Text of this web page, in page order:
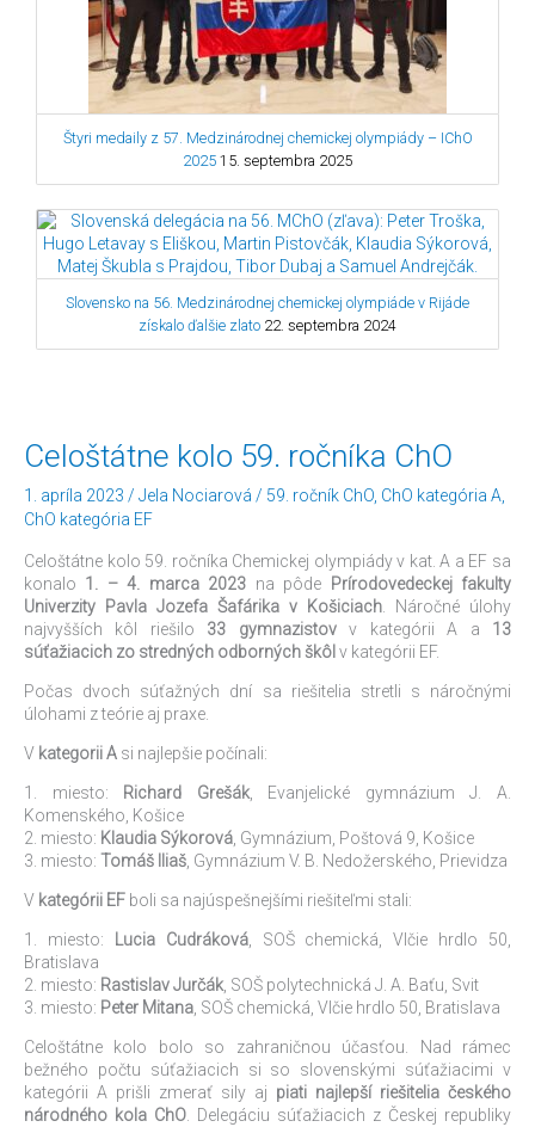
Štyri medaily z 57. Medzinárodnej chemickej olympiády – IChO
2025 15. septembra 2025
Slovensko na 56. Medzinárodnej chemickej olympiáde v Rijáde
získalo ďalšie zlato 22. septembra 2024
Celoštátne kolo 59. ročníka ChO
1. apríla 2023 / Jela Nociarová / 59. ročník ChO ChO kategória A
ChO kategória EF
Celoštátne kolo 59. ročníka Chemickej olympiády v kat. A a EF sa
konalo 1. – 4. marca 2023 na pôde
Prírodovedeckej fakulty
Univerzity Pavla Jozefa Šafárika v Košiciach. Náročné úlohy
najvyšších kôl riešilo 33 gymnazistovv kategórii A a 13
súťažiacich zo stredných odborných škôl v kategórii EF.
Počas dvoch súťažných dní sa riešitelia stretli s náročnými
úlohami z teórie aj praxe.
V kategorii A si najlepšie počínali:
1. miesto: Richard Grešák, Evanjelické gymnázium J. A.
Komenského, Košice
2. miesto: Klaudia Sýkorová, Gymnázium, Poštová 9, Košice
3. miesto: Tomáš Iliaš, Gymnázium V. B. Nedožerského, Prievidza
V kategórii EF boli sa najúspešnejšími riešiteľmi stali:
1. miesto: Lucia Cudráková, SOŠ chemická, Vlčie hrdlo 50,
Bratislava
2. miesto: Rastislav Jurčák, SOŠ polytechnická J. A. Baťu, Svit
3. miesto: Peter Mitana, SOŠ chemická, Vlčie hrdlo 50, Bratislava
Celoštátne kolo bolo so zahraničnou účasťou. Nad rámec
bežného počtu súťažiacich si so slovenskými súťažiacimi v
kategórii A prišli zmerať sily aj piati najlepší riešitelia českého
národného kola ChO. Delegáciu súťažiacich z Českej republiky
Celoštátne
kolo
59.
ročníka